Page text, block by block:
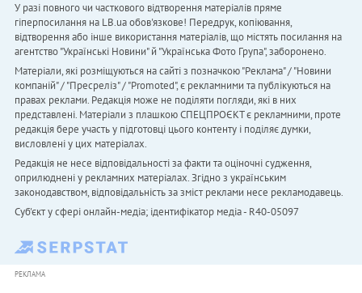
У разі повного чи часткового відтворення матеріалів пряме
гіперпосилання на LB.ua обов'язкове! Передрук, копіювання,
відтворення або інше використання матеріалів, що містять посилання на
агентство "Українськi Новини" й "Українська Фото Група", заборонено.
Матеріали, які розміщуються на сайті з позначкою "Реклама" / "Новини
компаній" / "Пресреліз" / "Promoted", є рекламними та публікуються на
правах реклами. Редакція може не поділяти погляди, які в них
представлені. Матеріали з плашкою СПЕЦПРОЄКТ є рекламними, проте
редакція бере участь у підготовці цього контенту і поділяє думки,
висловлені у цих матеріалах.
Редакція не несе відповідальності за факти та оціночні судження,
оприлюднені у рекламних матеріалах. Згідно з українським
законодавством, відповідальність за зміст реклами несе рекламодавець.
Cуб'єкт у сфері онлайн-медіа; ідентифікатор медіа - R40-05097
РЕКЛАМА